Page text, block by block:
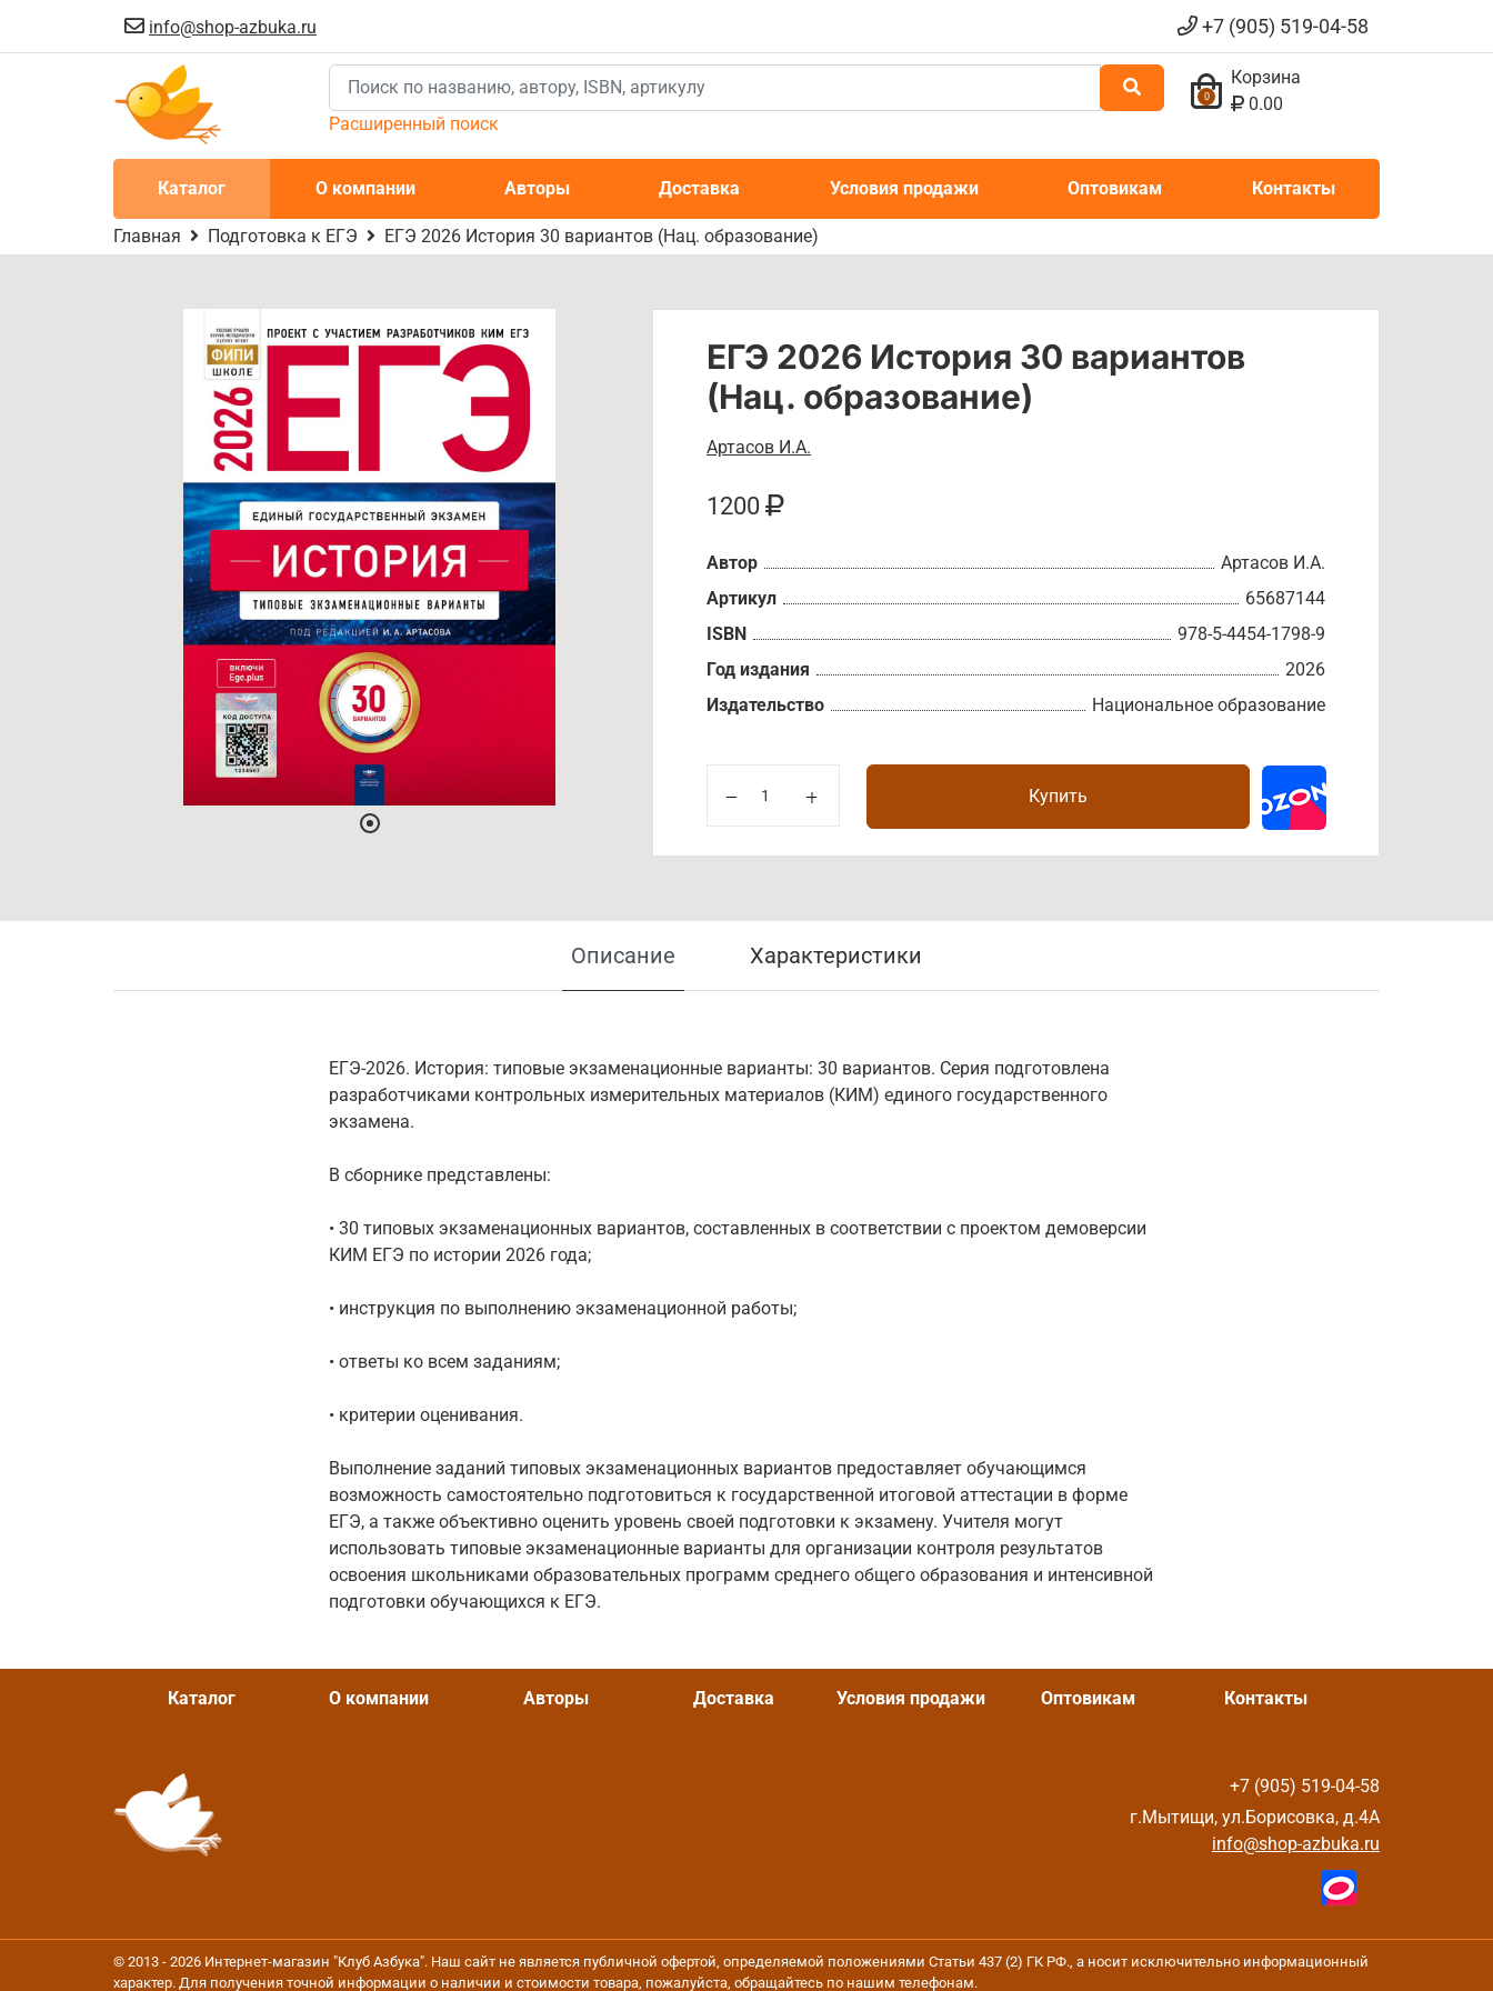
info@shop-azbuka.ru +7 (905) 519-04-58
Расширенный поиск
0
Корзина
0.00
Каталог О компании Авторы Доставка Условия продажи Оптовикам Контакты
Главная Подготовка к ЕГЭ ЕГЭ 2026 История 30 вариантов (Нац. образование)
ЕГЭ 2026 История 30 вариантов
(Нац. образование)
Артасов И.А.
1200
Автор
Артасов И.А.
Артикул
65687144
ISBN
978-5-4454-1798-9
Год издания
2026
Издательство
Национальное образование
Купить
Описание Характеристики
ЕГЭ-2026. История: типовые экзаменационные варианты: 30 вариантов. Серия подготовлена
разработчиками контрольных измерительных материалов (КИМ) единого государственного
экзамена.
В сборнике представлены:
• 30 типовых экзаменационных вариантов, составленных в соответствии с проектом демоверсии
КИМ ЕГЭ по истории 2026 года;
• инструкция по выполнению экзаменационной работы;
• ответы ко всем заданиям;
• критерии оценивания.
Выполнение заданий типовых экзаменационных вариантов предоставляет обучающимся
возможность самостоятельно подготовиться к государственной итоговой аттестации в форме
ЕГЭ, а также объективно оценить уровень своей подготовки к экзамену. Учителя могут
использовать типовые экзаменационные варианты для организации контроля результатов
освоения школьниками образовательных программ среднего общего образования и интенсивной
подготовки обучающихся к ЕГЭ.
Каталог О компании Авторы Доставка Условия продажи Оптовикам Контакты
+7 (905) 519-04-58
г.Мытищи, ул.Борисовка, д.4А
info@shop-azbuka.ru
© 2013 - 2026 Интернет-магазин "Клуб Азбука". Наш сайт не является публичной офертой, определяемой положениями Статьи 437 (2) ГК РФ., а носит исключительно информационный
характер. Для получения точной информации о наличии и стоимости товара, пожалуйста, обращайтесь по нашим телефонам.